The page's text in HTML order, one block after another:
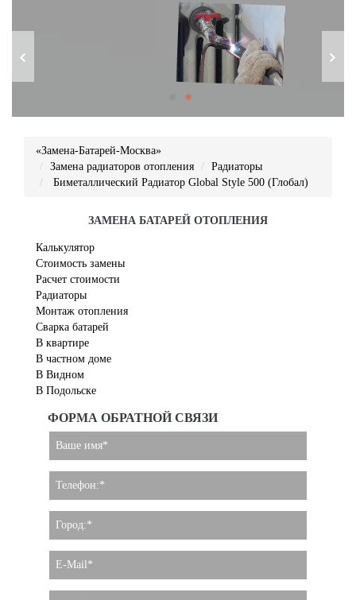
«Замена-Батарей-Москва»
Замена радиаторов отопления
Радиаторы
Биметаллический Радиатор Global Style 500 (Глобал)
ЗАМЕНА БАТАРЕЙ ОТОПЛЕНИЯ
Калькулятор
Стоимость замены
Расчет стоимости
Радиаторы
Монтаж отопления
Сварка батарей
В квартире
В частном доме
В Видном
В Подольске
ФОРМА ОБРАТНОЙ СВЯЗИ